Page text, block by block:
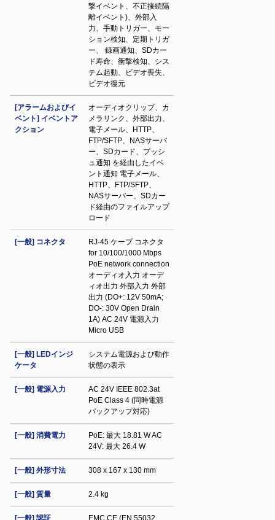
撃イベント、不正接続隔
離イベント)、外部入
力、手動トリガー、モー
ション検知、定期トリガ
ー、 録画通知、SDカー
ド寿命、衝撃検知、シス
テム起動、ビデオ喪失、
ビデオ復元
[アラームおよびイ
ベント] イベントア
クション
オーディオクリップ、カ
メラリンク、外部出力、
電子メール、HTTP、
FTP/SFTP、NASサーバ
ー、SDカード、プッシ
ュ通知 を経由したイベ
ント通知 電子メール、
HTTP、FTP/SFTP、
NASサーバー、SDカー
ド経由のファイルアップ
ロード
[一般] コネクタ
RJ-45 ケーブ コネクタ
for 10/100/1000 Mbps
PoE network connection
オーディオ入力 オーデ
ィオ出力 外部入力 外部
出力 (DO+: 12V 50mA;
DO-: 30V Open Drain
1A) AC 24V 電源入力
Micro USB
[一般] LEDインジ
ケータ
システム電源および動作
状態の表示
[一般] 電源入力
AC 24V IEEE 802.3at
PoE Class 4 (同時電源
バックアップ対応)
[一般] 消費電力
PoE: 最大 18.81 W AC
24V: 最大 26.4 W
[一般] 外形寸法 308 x 167 x 130 mm
[一般] 質量 2.4 kg
[一般] 認証 EMC CE (EN 55032